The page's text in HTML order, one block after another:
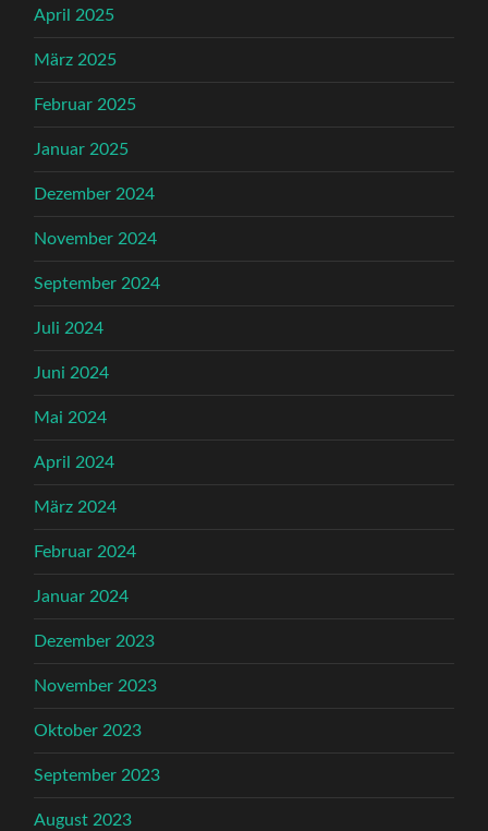
April 2025
März 2025
Februar 2025
Januar 2025
Dezember 2024
November 2024
September 2024
Juli 2024
Juni 2024
Mai 2024
April 2024
März 2024
Februar 2024
Januar 2024
Dezember 2023
November 2023
Oktober 2023
September 2023
August 2023